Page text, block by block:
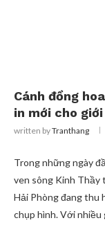
Cánh đồng
in mới cho
written byTranthang
Trong những ngày
ven sông Kinh Thầy
Hải Phòng đang thu
chụp hình. Với nhiều